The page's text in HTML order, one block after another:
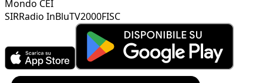
Mondo CEI
SIRRadio InBluTV2000FISC